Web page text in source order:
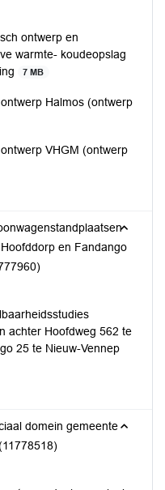
ontwerp en
warmte- koudeopslag
7 MB
Halmos (ontwerp
VHGM (ontwerp
en Fandango
achter Hoofdweg 562 te
25 te Nieuw-Vennep
domein gemeente